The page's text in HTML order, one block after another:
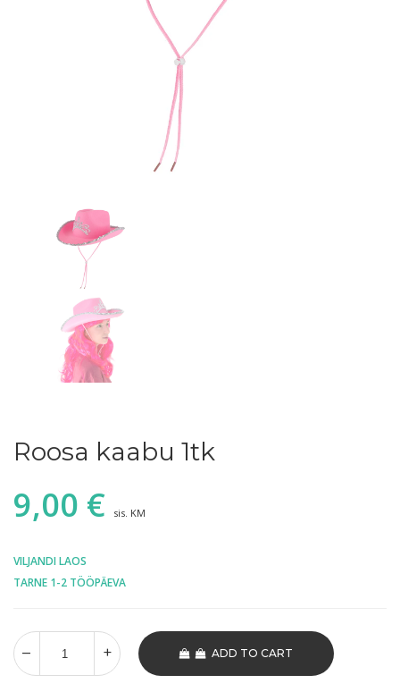
Roosa kaabu 1tk
9,00 € sis. KM
VILJANDI LAOS
TARNE 1-2 TÖÖPÄEVA
ADD TO CART